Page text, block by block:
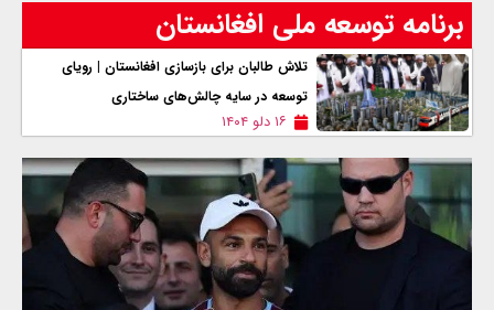
برنامه توسعه ملی افغانستان
تلاش طالبان برای بازسازی افغانستان | رویای
توسعه در سایه چالش‌های ساختاری
۱۶ دلو ۱۴۰۴